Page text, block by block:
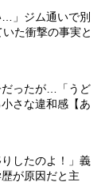
…」ジム通いで別
た衝撃の事実と
だったが…「うど
さな違和感【あ
したのよ！」義
が原因だと主